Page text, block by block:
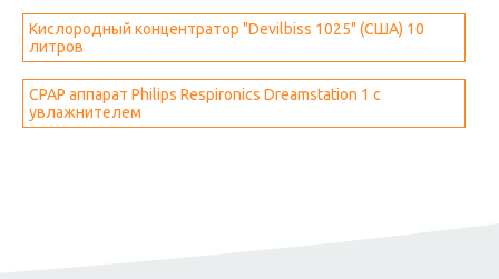
Кислородный концентратор "Devilbiss 1025" (США) 10
литров
CPAP аппарат Philips Respironics Dreamstation 1 с
увлажнителем